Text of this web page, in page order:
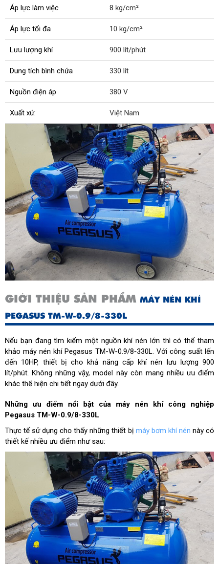
Áp lực làm việc 8 kg/cm²
Áp lực tối đa 10 kg/cm²
Lưu lượng khí 900 lít/phút
Dung tích bình chứa 330 lít
Nguồn điện áp 380 V
Xuất xứ: Việt Nam
GIỚI THIỆU SẢN PHẨM MÁY NÉN KHÍ
PEGASUS TM-W-0.9/8-330L
Nếu bạn đang tìm kiếm một nguồn khí nén lớn thì có thể tham
khảo máy nén khí Pegasus TM-W-0.9/8-330L. Với công suất lến
đến 10HP, thiết bị cho khả năng cấp khí nén lưu lượng 900
lít/phút. Không những vậy, model này còn mang nhiều ưu điểm
khác thể hiện chi tiết ngay dưới đây.
Những ưu điểm nổi bật của máy nén khí công nghiệp
Pegasus TM-W-0.9/8-330L
Thực tế sử dụng cho thấy những thiết bị máy bơm khí nén này có
thiết kế nhiều ưu điểm như sau: